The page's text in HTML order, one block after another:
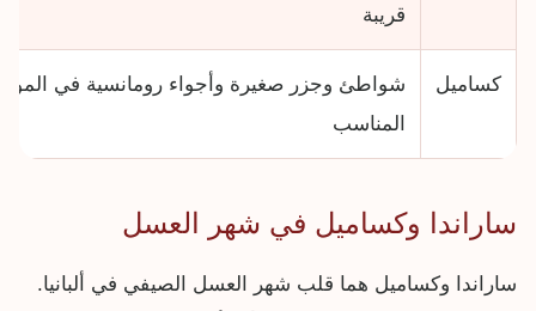
قريبة
كساميل
شواطئ وجزر صغيرة وأجواء رومانسية في
المناسب
ساراندا وكساميل في شهر العسل
ساراندا وكساميل هما قلب شهر العسل الصيفي في ألبانيا.